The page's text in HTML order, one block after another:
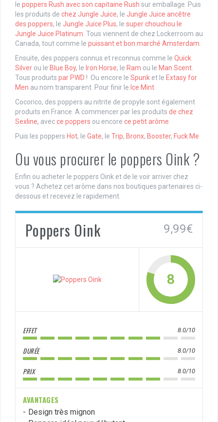
le poppers Rush avec son capitaine Rush sur emballage. Puis
les produits de chez Jungle Juice, le Jungle Juice ancêtre
des poppers, le Jungle Juice Plus, le super chouchou le
Jungle Juice Platinum . Tous viennent de chez Lockerroom au
Canada, tout comme le puissant et bon marché Amsterdam
Ensuite, des poppers connus et reconnus comme le Quick
Silver ou le Blue Boy, le Iron Horse, le Ram ou le Man Scent
Tous produits par PWD ! Ou encore le Spunk et le Extasy for
Men au nom transparent. Pour finir le Ice Mint
Cocorico, des poppers au nitrite de propyle sont également
produits en France. A commencer par les produits de chez
Sexline, avecce poppers ou encore ce petit arôme
Puis les poppers Hot, le Gate, le Trip, Bronx, Booster, Fuck Me
Ou vous procurer le poppers Oink ?
Enfin ou acheter le poppers Oink et de le voir arriver chez
vous ? Achetez cet arôme dans nos boutiques partenaires ci-
dessous et recevez le rapidement.
Poppers Oink 9,99€
8
EFFET 8.0/10
DURÉE 8.0/10
PRIX 8.0/10
AVANTAGES
Design très mignon